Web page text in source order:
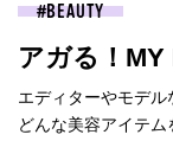
BEAUTY
アガる！
エディターやモデ
どんな美容アイテ